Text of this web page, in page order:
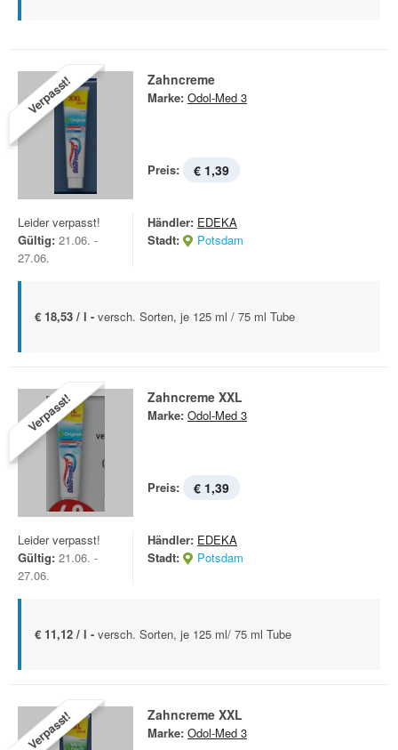
Verpasst! Zahncreme
Marke: Odol-Med 3
Preis: € 1,39
Leider verpasst!
Gültig: 21.06. -
27.06.
Händler: EDEKA
Stadt:
Potsdam
€ 18,53 / l - versch. Sorten, je 125 ml / 75 ml Tube
Verpasst! Zahncreme XXL
Marke: Odol-Med 3
Preis: € 1,39
Leider verpasst!
Gültig: 21.06. -
27.06.
Händler: EDEKA
Stadt:
Potsdam
€ 11,12 / l - versch. Sorten, je 125 ml/ 75 ml Tube
Verpasst! Zahncreme XXL
Marke: Odol-Med 3